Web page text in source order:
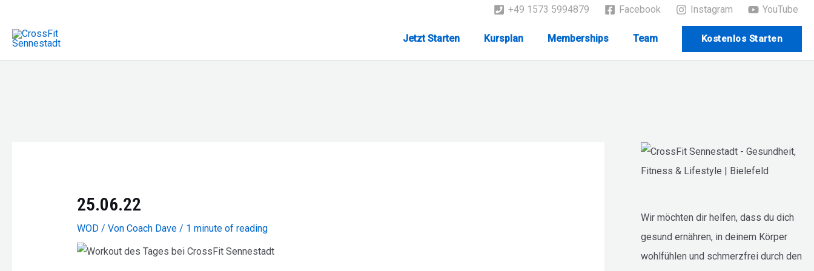
springen
+49 1573 5994879 Facebook Instagram YouTube
Jetzt Starten Kursplan Memberships Team Kostenlos Starten
25.06.22
WOD/ Von Coach Dave / 1 minute of reading
Wir möchten dir helfen, dass du dich
gesund ernähren, in deinem Körper
wohlfühlen und schmerzfrei durch den